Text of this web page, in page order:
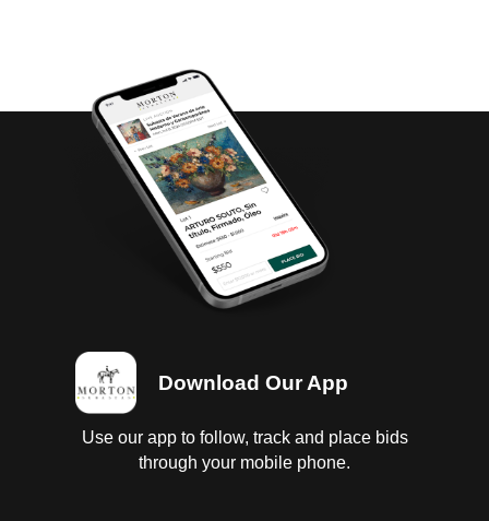
Download Our App
Use our app to follow, track and place bids
through your mobile phone.